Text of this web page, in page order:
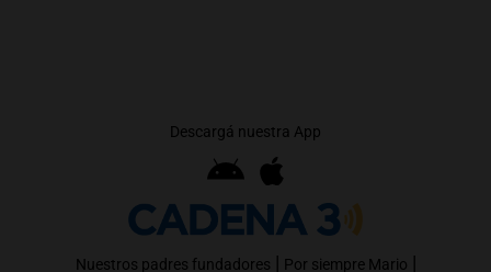
Descargá nuestra App
Nuestros padres fundadores | Por siempre Mario |